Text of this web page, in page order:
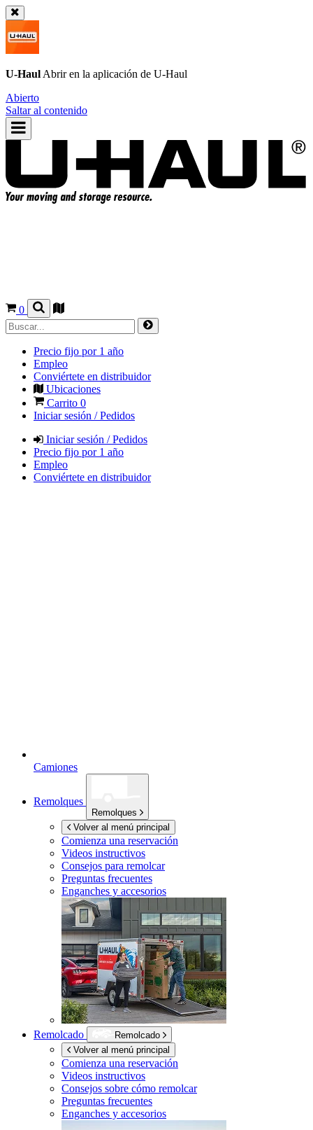
U-Haul Abrir en la aplicación de U-Haul
Abierto
Saltar al contenido
0
Precio fijo por 1 año
Empleo
Conviértete en distribuidor
Ubicaciones
Carrito 0
Iniciar sesión / Pedidos
Iniciar sesión / Pedidos
Precio fijo por 1 año
Empleo
Conviértete en distribuidor
Camiones
Remolques
Remolques
Volver al menú principal
Comienza una reservación
Videos instructivos
Consejos para remolcar
Preguntas frecuentes
Enganches y accesorios
Remolcado
Remolcado
Volver al menú principal
Comienza una reservación
Videos instructivos
Consejos sobre cómo remolcar
Preguntas frecuentes
Enganches y accesorios